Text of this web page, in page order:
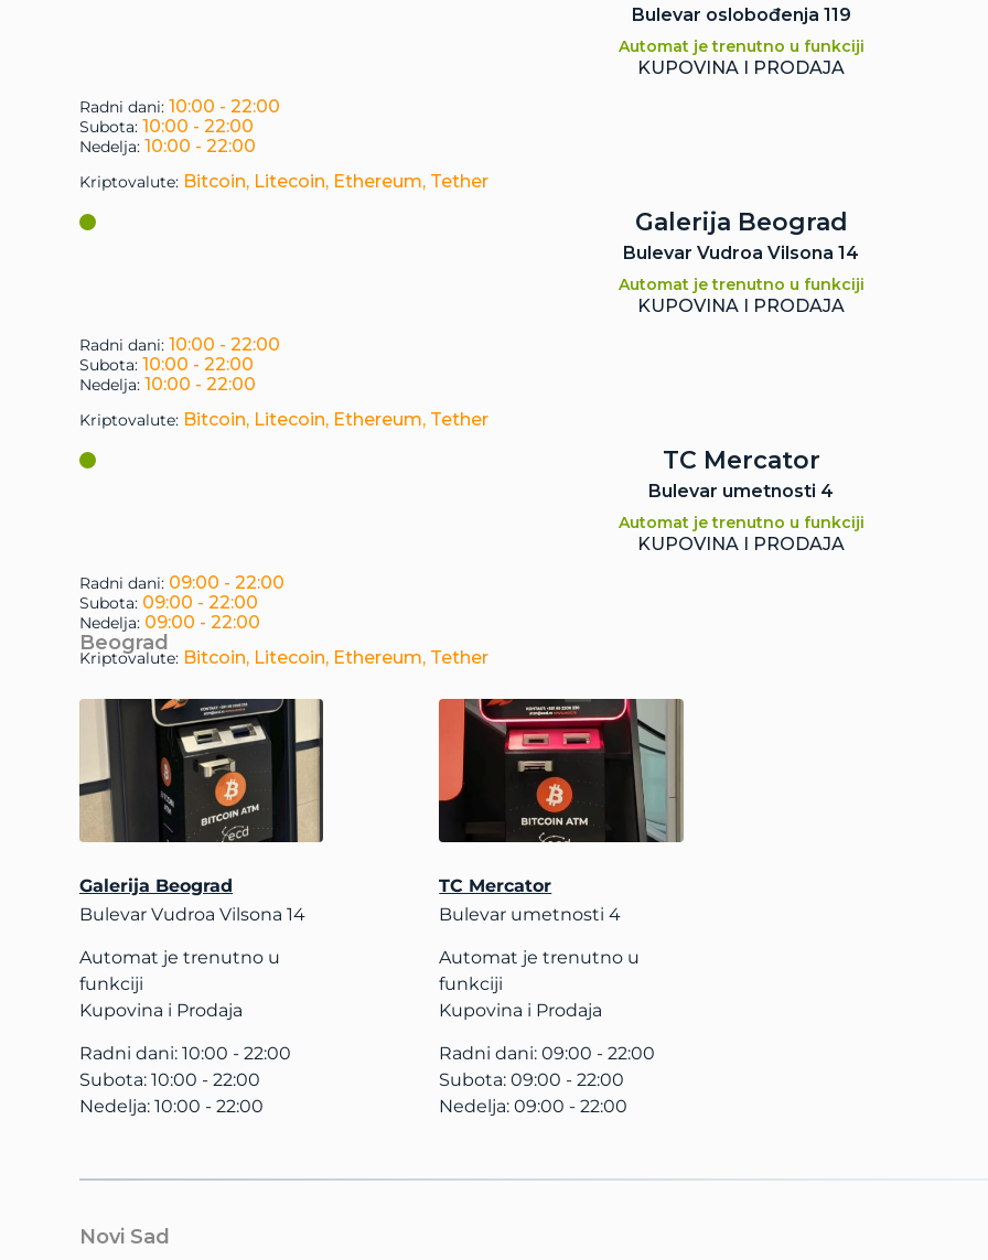
Bulevar oslobođenja 119
Automat je trenutno u funkciji
KUPOVINA I PRODAJA
Radni dani: 10:00 - 22:00
Subota: 10:00 - 22:00
Nedelja: 10:00 - 22:00
Kriptovalute: Bitcoin, Litecoin, Ethereum, Tether
Galerija Beograd
Bulevar Vudroa Vilsona 14
Automat je trenutno u funkciji
KUPOVINA I PRODAJA
Radni dani: 10:00 - 22:00
Subota: 10:00 - 22:00
Nedelja: 10:00 - 22:00
Kriptovalute: Bitcoin, Litecoin, Ethereum, Tether
TC Mercator
Bulevar umetnosti 4
Automat je trenutno u funkciji
KUPOVINA I PRODAJA
Radni dani: 09:00 - 22:00
Subota: 09:00 - 22:00
Nedelja: 09:00 - 22:00
Kriptovalute: Bitcoin, Litecoin, Ethereum, Tether
Beograd
Galerija Beograd
Bulevar Vudroa Vilsona 14
Automat je trenutno u
funkciji
Kupovina i Prodaja
Radni dani: 10:00 - 22:00
Subota: 10:00 - 22:00
Nedelja: 10:00 - 22:00
TC Mercator
Bulevar umetnosti 4
Automat je trenutno u
funkciji
Kupovina i Prodaja
Radni dani: 09:00 - 22:00
Subota: 09:00 - 22:00
Nedelja: 09:00 - 22:00
Novi Sad